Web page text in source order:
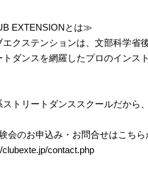
EXTENSIONとは≫
エクステンションは、文部科学省
トダンスを網羅したプロのインス
ストリートダンススクールだから
会のお申込み・お問合せはこち
clubexte.jp/contact.php